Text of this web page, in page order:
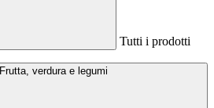
Tutti i prodotti
Frutta, verdura e legumi